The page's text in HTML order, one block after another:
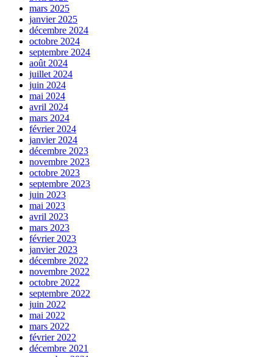
mars 2025
janvier 2025
décembre 2024
octobre 2024
septembre 2024
août 2024
juillet 2024
juin 2024
mai 2024
avril 2024
mars 2024
février 2024
janvier 2024
décembre 2023
novembre 2023
octobre 2023
septembre 2023
juin 2023
mai 2023
avril 2023
mars 2023
février 2023
janvier 2023
décembre 2022
novembre 2022
octobre 2022
septembre 2022
juin 2022
mai 2022
mars 2022
février 2022
décembre 2021